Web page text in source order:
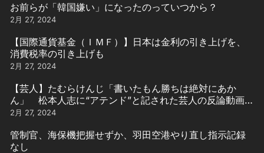
お前らが「韓国嫌い」になったのっていつから？
2月 27, 2024
【国際通貨基金（ＩＭＦ）】日本は金利の引き上げを、
消費税率の引き上げも
2月 27, 2024
【芸人】たむらけんじ「書いたもん勝ちは絶対にあか
ん」 松本人志に“アテンド”と記された芸人の反論動画引
用
2月 27, 2024
管制官、海保機把握せずか、羽田空港やり直し指示記録
なし